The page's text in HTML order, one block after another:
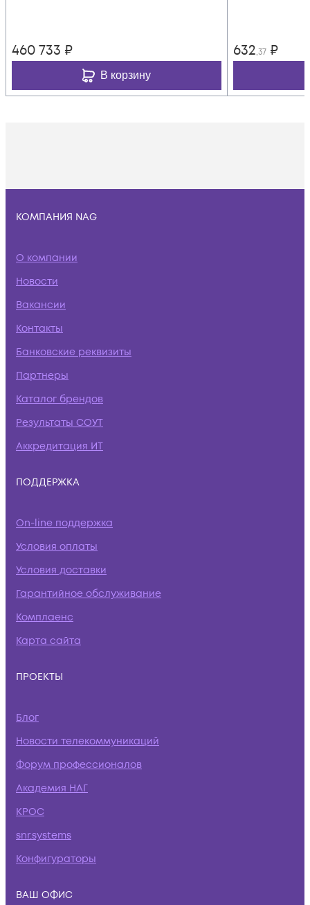
460 733 ₽
В корзину
632,37 ₽
КОМПАНИЯ NAG
О компании
Новости
Вакансии
Контакты
Банковские реквизиты
Партнеры
Каталог брендов
Результаты СОУТ
Аккредитация ИТ
ПОДДЕРЖКА
On-line поддержка
Условия оплаты
Условия доставки
Гарантийное обслуживание
Комплаенс
Карта сайта
ПРОЕКТЫ
Блог
Новости телекоммуникаций
Форум профессионалов
Академия НАГ
КРОС
snr.systems
Конфигураторы
ВАШ ОФИС